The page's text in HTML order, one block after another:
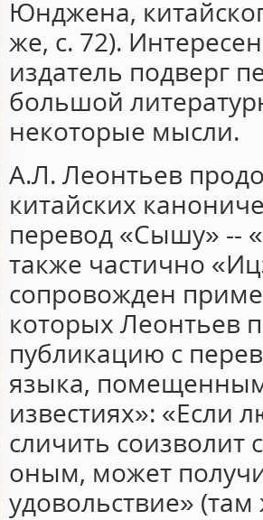
Юнджена,
же, с. 72).
издатель подверг
большой
некоторые мысли.
А.Л. Леонтьев
китайских
перевод «Сышу» --
также частично
сопровожден
которых Леонтьев
публикацию с
языка,
известиях»: «Если
сличить
оным, может
удовольствие» (там